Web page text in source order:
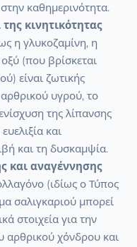
καθημερινότητα.
κινητικότητας
η γλυκοζαμίνη, η
(που βρίσκεται
είναι ζωτικής
υγρού, το
της λίπανσης
και
και τη δυσκαμψία.
και αναγέννησης
(ιδίως ο Τύπος
σαλιγκαριού μπορεί
στοιχεία για την
αρθρικού χόνδρου και